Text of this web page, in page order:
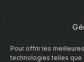
Pour offrir les
technologies telles que